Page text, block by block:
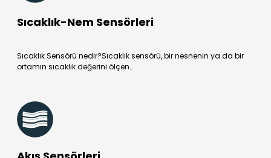
Sıcaklık-Nem Sensörleri
Sıcaklık Sensörü nedir?Sıcaklık sensörü, bir nesnenin ya da bir
ortamın sıcaklık değerini ölçen…